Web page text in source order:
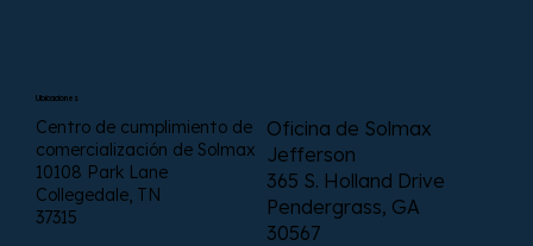
Ubicaciones
Centro de cumplimiento de
comercialización de Solmax
10108 Park Lane
Collegedale, TN
37315
Oficina de Solmax
Jefferson
365 S. Holland Drive
Pendergrass, GA
30567